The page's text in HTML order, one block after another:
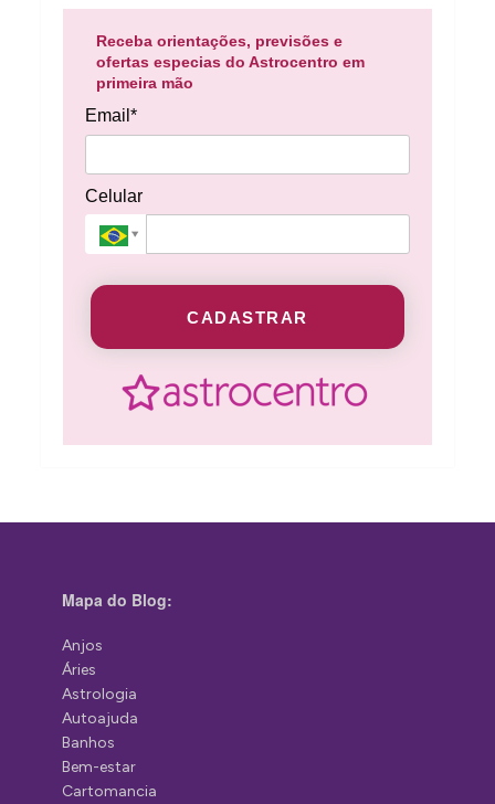
Receba orientações, previsões e
ofertas especias do Astrocentro em
primeira mão
Email*
Celular
CADASTRAR
Mapa do Blog:
Anjos
Áries
Astrologia
Autoajuda
Banhos
Bem-estar
Cartomancia